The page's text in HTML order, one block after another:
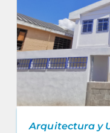
Arquitectura y